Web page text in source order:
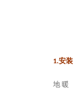
1.安
地 暖